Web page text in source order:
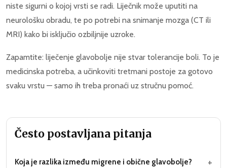
niste sigurni o kojoj vrsti se radi. Liječnik može uputiti na
neurološku obradu, te po potrebi na snimanje mozga (CT ili
MRI) kako bi isključio ozbiljnije uzroke.
Zapamtite: liječenje glavobolje nije stvar tolerancije boli. To je
medicinska potreba, a učinkoviti tretmani postoje za gotovo
svaku vrstu — samo ih treba pronaći uz stručnu pomoć.
Često postavljana pitanja
Koja je razlika između migrene i obične glavobolje? +